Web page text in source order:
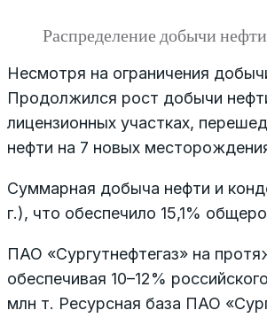
Распределение добычи
Несмотря на ограничения
Продолжился рост добычи
лицензионных участках,
нефти на 7 новых
Суммарная добыча нефти и
г.), что обеспечило 15,1%
ПАО «Сургутнефтегаз» на
обеспечивая 10–12%
млн т. Ресурсная база ПАО